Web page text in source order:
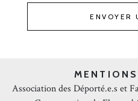
ENVOYER
Association des Déporté.e.s et